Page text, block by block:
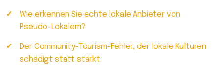
Wie erkennen Sie echte lokale Anbieter von
Pseudo-Lokalem?
Der Community-Tourism-Fehler, der lokale Kulturen
schädigt statt stärkt